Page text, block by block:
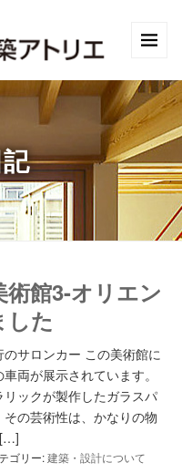
館3-オリエン
した
サロンカー この美術館に
両が展示されています。
ックが製作したガラスパ
の芸術性は、かなりの物
[…]
ゴリー:建築・設計について